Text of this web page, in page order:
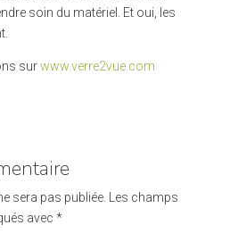
soin du matériel. Et oui, les
surwww.verre2vue.com
sera pas publiée.
Les champs
avec *